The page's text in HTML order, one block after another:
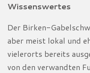
Wissenswertes
Der Birken-
aber meist lokal und
vielerorts bereits
von den verwandten